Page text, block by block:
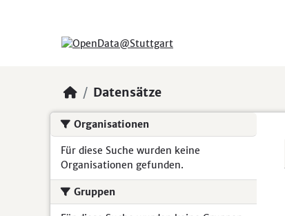
Datensätze
Organisationen
Für diese Suche wurden keine
Organisationen gefunden.
Gruppen